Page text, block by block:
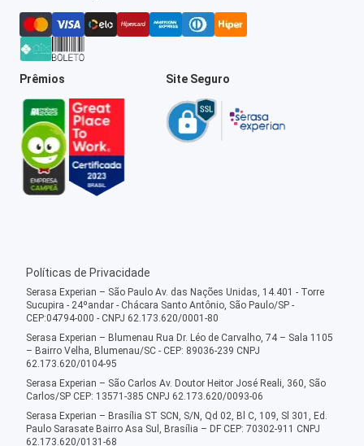
Prêmios Site Seguro
Políticas de Privacidade
Serasa Experian – São Paulo Av. das Nações Unidas, 14.401 - Torre
Sucupira - 24ºandar - Chácara Santo Antônio, São Paulo/SP -
CEP:04794-000 - CNPJ 62.173.620/0001-80
Serasa Experian – Blumenau Rua Dr. Léo de Carvalho, 74 – Sala 1105
– Bairro Velha, Blumenau/SC - CEP: 89036-239 CNPJ
62.173.620/0104-95
Serasa Experian – São Carlos Av. Doutor Heitor José Reali, 360, São
Carlos/SP CEP: 13571-385 CNPJ 62.173.620/0093-06
Serasa Experian – Brasília ST SCN, S/N, Qd 02, Bl C, 109, Sl 301, Ed.
Paulo Sarasate Bairro Asa Sul, Brasília – DF CEP: 70302-911 CNPJ
62.173.620/0131-68